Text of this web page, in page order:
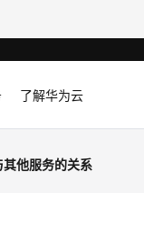
了解华为云
其他服务的关系